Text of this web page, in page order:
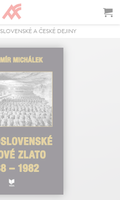
SLOVENSKÉ A ČESKÉ DEJINY